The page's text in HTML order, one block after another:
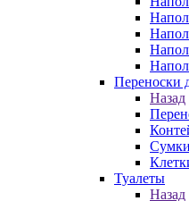
Переноски
Назад
Сумки
Туалеты
Назад